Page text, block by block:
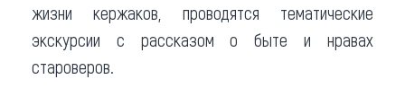
жизни кержаков, проводятся тематические
экскурсии с рассказом о быте и нравах
староверов.